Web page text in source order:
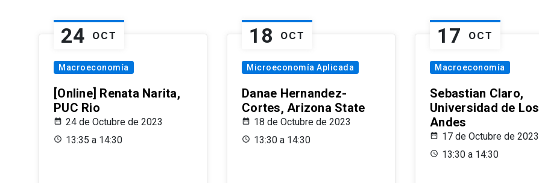
24 OCT
Macroeconomía
[Online] Renata Narita,
PUC Rio
24 de Octubre de 2023
13:35 a 14:30
18 OCT
Microeconomía Aplicada
Danae Hernandez-
Cortes, Arizona State
18 de Octubre de 2023
13:30 a 14:30
17 OCT
Macroeconomía
Sebastian Claro,
Universidad de Los
Andes
17 de Octubre de 2023
13:30 a 14:30